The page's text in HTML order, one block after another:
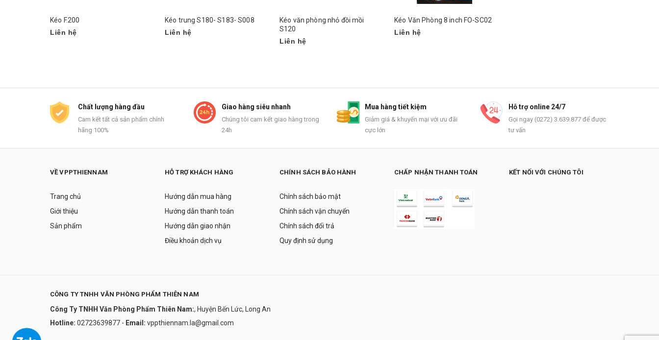
Kéo F.200
Liên hệ
Kéo trung S180- S183- S008
Liên hệ
Kéo văn phòng nhỏ đồi mồi
S120
Liên hệ
Kéo Văn Phòng 8 inch FO-SC02
Liên hệ
Chất lượng hàng đầu
Cam kết tất cả sản phẩm chính
hãng 100%
Giao hàng siêu nhanh
Chúng tôi cam kết giao hàng trong
24h
Mua hàng tiết kiệm
Giảm giá & khuyến mại với ưu đãi
cực lớn
Hỗ trợ online 24/7
Gọi ngay (0272) 3.639.877 để được
tư vấn
VỀ VPPTHIENNAM
Trang chủ
Giới thiệu
Sản phẩm
HỖ TRỢ KHÁCH HÀNG
Hướng dẫn mua hàng
Hướng dẫn thanh toán
Hướng dẫn giao nhận
Điều khoản dịch vụ
CHÍNH SÁCH BẢO HÀNH
Chính sách bảo mật
Chính sách vận chuyển
Chính sách đổi trả
Quy định sử dụng
CHẤP NHẬN THANH TOÁN KẾT NỐI VỚI CHÚNG TÔI
CÔNG TY TNHH VĂN PHÒNG PHẨM THIÊN NAM
Công Ty TNHH Văn Phòng Phẩm Thiên Nam:, Huyện Bến Lức, Long An
Hotline: 02723639877 - Email: vppthiennam.la@gmail.com